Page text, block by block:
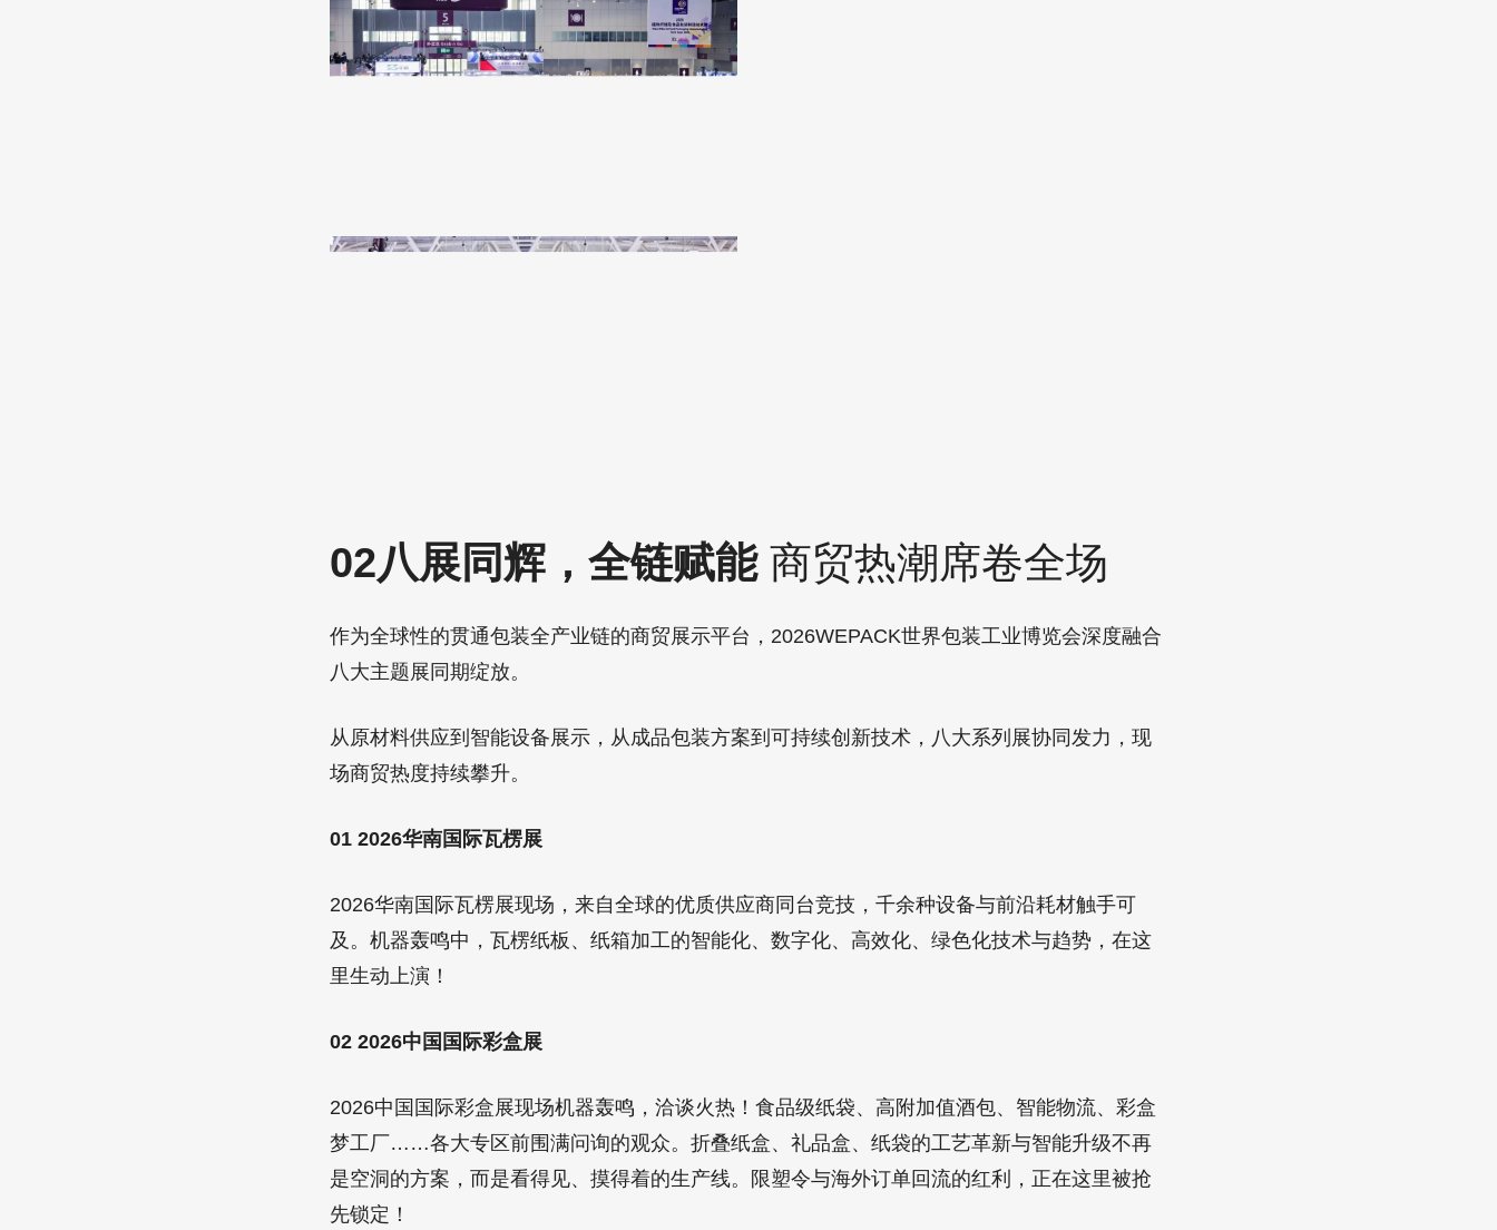
02八展同辉，全链赋能商贸热潮席卷全场
作为全球性的贯通包装全产业链的商贸展示平台，2026WEPACK世界包装工业博览会深度融合
八大主题展同期绽放。
从原材料供应到智能设备展示，从成品包装方案到可持续创新技术，八大系列展协同发力，现
场商贸热度持续攀升。
01 2026华南国际瓦楞展
2026华南国际瓦楞展现场，来自全球的优质供应商同台竞技，千余种设备与前沿耗材触手可
及。机器轰鸣中，瓦楞纸板、纸箱加工的智能化、数字化、高效化、绿色化技术与趋势，在这
里生动上演！
02 2026中国国际彩盒展
2026中国国际彩盒展现场机器轰鸣，洽谈火热！食品级纸袋、高附加值酒包、智能物流、彩盒
梦工厂……各大专区前围满问询的观众。折叠纸盒、礼品盒、纸袋的工艺革新与智能升级不再
是空洞的方案，而是看得见、摸得着的生产线。限塑令与海外订单回流的红利，正在这里被抢
先锁定！